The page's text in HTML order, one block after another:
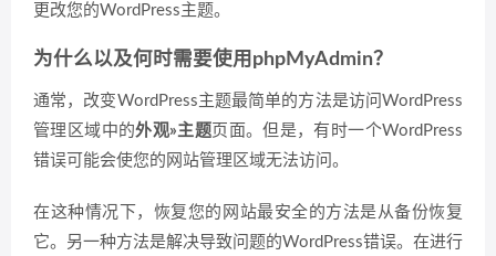
更改您的WordPress主题。
为什么以及何时需要使用phpMyAdmin？
通常，改变WordPress主题最简单的方法是访问WordPress
管理区域中的外观»主题页面。但是，有时一个WordPress
错误可能会使您的网站管理区域无法访问。
在这种情况下，恢复您的网站最安全的方法是从备份恢复
它。另一种方法是解决导致问题的WordPress错误。在进行